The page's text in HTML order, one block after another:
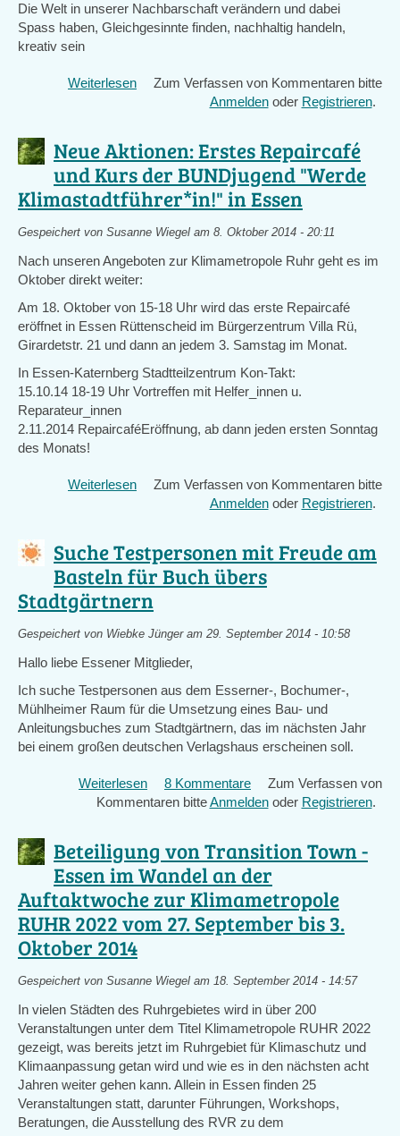
Ausstellung
Ich
Stadt
Die Welt in unserer Nachbarschaft verändern und dabei
Spass haben, Gleichgesinnte finden, nachhaltig handeln,
kreativ sein
Weiterlesen über
am
18.11.14
während
der
Nachhaltigkeitsausstellung
der
VHS
Essen
Zum Verfassen von Kommentaren bitte
Anmeldenoder Registrieren.
Neue Aktionen: Erstes Repaircafé
und Kurs der BUNDjugend "Werde
Klimastadtführer*in!" in Essen
Gespeichert von Susanne Wiegel am 8. Oktober 2014 - 20:11
Nach unseren Angeboten zur Klimametropole Ruhr geht es im
Oktober direkt weiter:
Am 18. Oktober von 15-18 Uhr wird das erste Repaircafé
eröffnet in Essen Rüttenscheid im Bürgerzentrum Villa Rü,
Girardetstr. 21 und dann an jedem 3. Samstag im Monat.
In Essen-Katernberg Stadtteilzentrum Kon-Takt:
15.10.14 18-19 Uhr Vortreffen mit Helfer_innen u.
Reparateur_innen
2.11.2014 RepaircaféEröffnung, ab dann jeden ersten Sonntag
des Monats!
Weiterlesen über
Repaircafé
und
Kurs
der
BUNDjugend
Klimastadtführer*in!"
in
Essen
Zum Verfassen von Kommentaren bitte
Anmeldenoder Registrieren.
Suche Testpersonen mit Freude am
Basteln für Buch übers
Stadtgärtnern
Gespeichert von Wiebke Jüngeram 29. September 2014 - 10:58
Hallo liebe Essener Mitglieder,
Ich suche Testpersonen aus dem Esserner-, Bochumer-,
Mühlheimer Raum für die Umsetzung eines Bau- und
Anleitungsbuches zum Stadtgärtnern, das im nächsten Jahr
bei einem großen deutschen Verlagshaus erscheinen soll.
Weiterlesen über
Suche
Freude
am
Basteln
für
Buch
8 Kommentare
Zum Verfassen von
Kommentaren bitteAnmeldenoder Registrieren.
Beteiligung von Transition Town -
Essen im Wandel an der
Auftaktwoche zur Klimametropole
RUHR 2022 vom 27. September bis 3.
Oktober 2014
Gespeichert von Susanne Wiegel am 18. September 2014 - 14:57
In vielen Städten des Ruhrgebietes wird in über 200
Veranstaltungen unter dem Titel Klimametropole RUHR 2022
gezeigt, was bereits jetzt im Ruhrgebiet für Klimaschutz und
Klimaanpassung getan wird und wie es in den nächsten acht
Jahren weiter gehen kann. Allein in Essen finden 25
Veranstaltungen statt, darunter Führungen, Workshops,
Beratungen, die Ausstellung des RVR zu dem